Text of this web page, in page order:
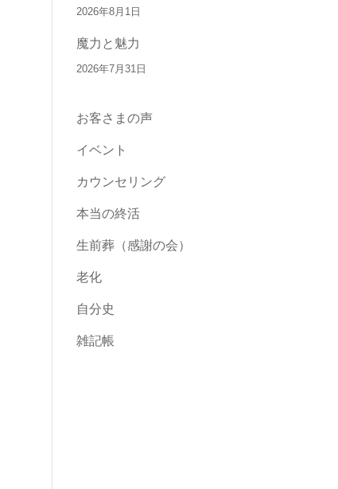
2026年8月1日
魔力と魅力
2026年7月31日
お客さまの声
イベント
カウンセリング
本当の終活
生前葬（感謝の会）
老化
自分史
雑記帳